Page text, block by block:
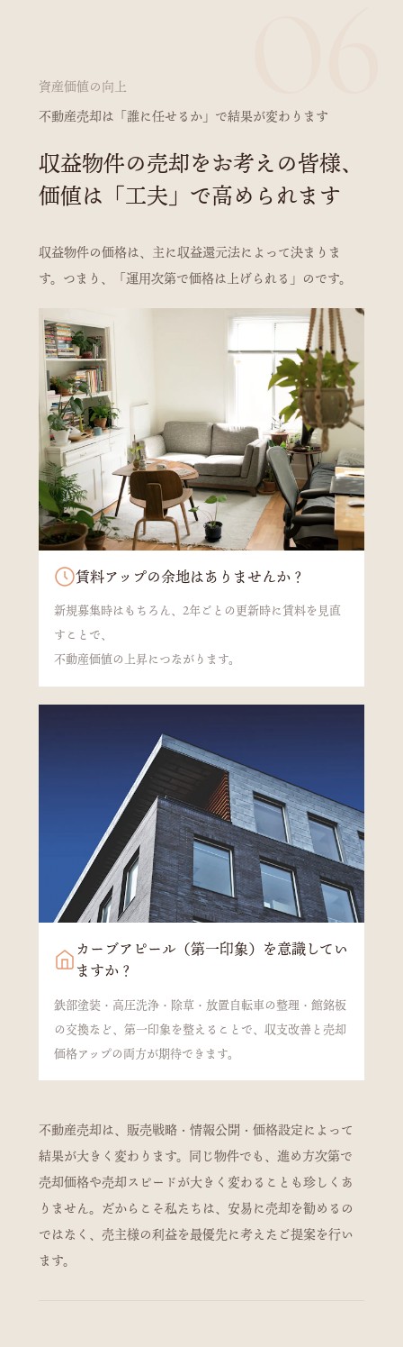
資産価値の向上
不動産売却は「誰に任せるか」で結果が変わります
収益物件の売却をお考えの皆様、
価値は「工夫」で高められます
収益物件の価格は、主に収益還元法によって決まりま
す。つまり、「運用次第で価格は上げられる」のです。
賃料アップの余地はありませんか？
新規募集時はもちろん、2年ごとの更新時に賃料を見直
すことで、
不動産価値の上昇につながります。
カーブアピール（第一印象）を意識してい
ますか？
鉄部塗装・高圧洗浄・除草・放置自転車の整理・館銘板
の交換など、第一印象を整えることで、収支改善と売却
価格アップの両方が期待できます。
不動産売却は、販売戦略・情報公開・価格設定によって
結果が大きく変わります。同じ物件でも、進め方次第で
売却価格や売却スピードが大きく変わることも珍しくあ
りません。だからこそ私たちは、安易に売却を勧めるの
ではなく、売主様の利益を最優先に考えたご提案を行い
ます。